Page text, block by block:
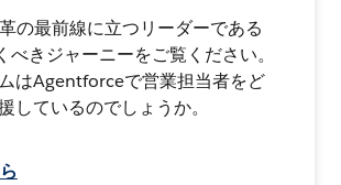
の最前線に立つリーダーである
べきジャーニーをご覧ください。
はAgentforceで営業担当者をど
しているのでしょうか。